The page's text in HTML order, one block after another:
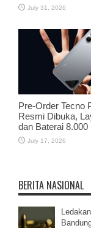
July 31, 2026
Pre-Order Tecno
Resmi Dibuka,
dan Baterai 8.000
July 17, 2026
BERITA NASIONAL